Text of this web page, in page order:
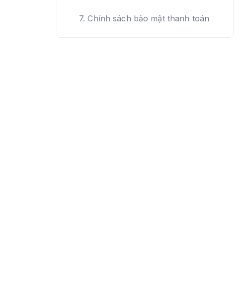
7. Chính sách bảo mật thanh toán